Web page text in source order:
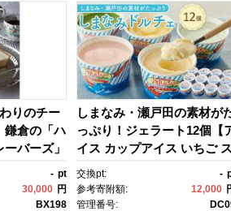
りのチー
鎌倉の「ハ
バーズ」
- pt
30,000 円
BX198
しまなみ・瀬戸田の素材が
っぷり！ジェラート12個【
イス カップアイス いちご ス
トロベリーアイス いちごみ
るく レモン シャーベット
ニラ 抹茶 キャラメル みか
交換pt: -
参考寄附額:
12,000
管理番号: